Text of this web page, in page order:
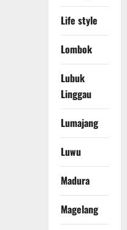
Life style
Lombok
Lubuk
Linggau
Lumajang
Luwu
Madura
Magelang